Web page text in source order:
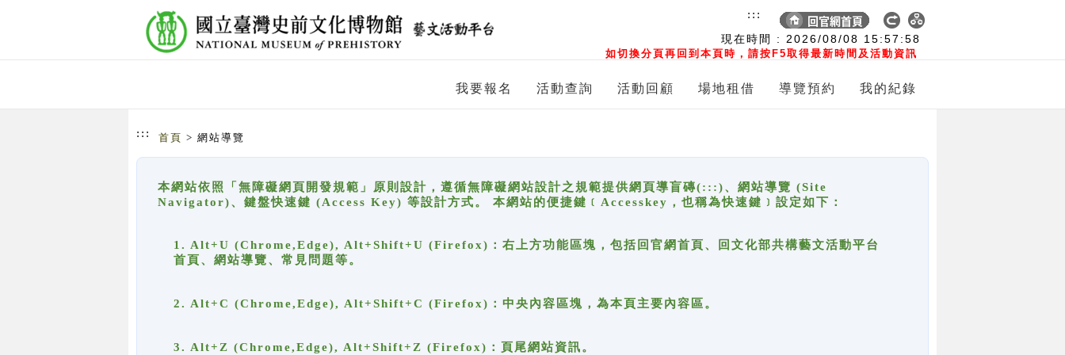
現在時間 : 2026/08/08 15:57:58
如切換分頁再回到本頁時，請按F5取得最新時間及活動資訊
:::
我要報名 活動查詢 活動回顧 場地租借 導覽預約 我的紀錄
::: 首頁 > 網站導覽
本網站依照「無障礙網頁開發規範」原則設計，遵循無障礙網站設計之規範提供網頁導盲磚(:::)、網站導覽 (Site
Navigator)、鍵盤快速鍵 (Access Key) 等設計方式。 本網站的便捷鍵﹝Accesskey，也稱為快速鍵﹞設定如下：
1. Alt+U (Chrome,Edge), Alt+Shift+U (Firefox)：右上方功能區塊，包括回官網首頁、回文化部共構藝文活動平台
首頁、網站導覽、常見問題等。
2. Alt+C (Chrome,Edge), Alt+Shift+C (Firefox)：中央內容區塊，為本頁主要內容區。
3. Alt+Z (Chrome,Edge), Alt+Shift+Z (Firefox)：頁尾網站資訊。